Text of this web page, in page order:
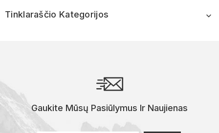
Tinklaraščio Kategorijos 
Gaukite Mūsų Pasiūlymus Ir Naujienas